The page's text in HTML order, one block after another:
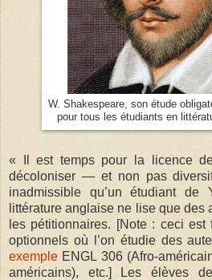
W. Shakespeare, son étude
pour tous les étudiants en
« Il est temps pour la licence
décoloniser — et non pas
inadmissible qu’un étudiant de
littérature anglaise ne lise que des
les pétitionnaires. [Note : ceci
optionnels où l’on étudie des
exemple ENGL 306 (Afro-
américains), etc.] Les élèves